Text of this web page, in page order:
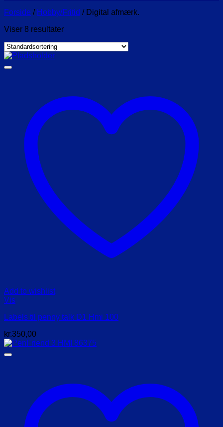
Forside / Hobby/Fritid /Digital afmærk.
Viser 8 resultater
Add to wishlist
Vis
Labels til penny talk D1 Hmi 100
kr.350,00